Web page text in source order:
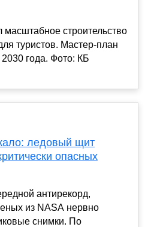
масштабное строительство
туристов. Мастер-план
года. Фото: КБ
ледовый щит
опасных
антирекорд,
из NASA нервно
снимки. По